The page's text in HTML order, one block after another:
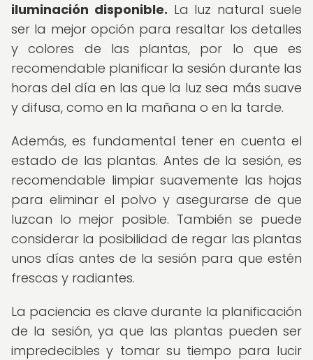
iluminación disponible. La luz natural suele
ser la mejor opción para resaltar los detalles
y colores de las plantas, por lo que es
recomendable planificar la sesión durante las
horas del día en las que la luz sea más suave
y difusa, como en la mañana o en la tarde.
Además, es fundamental tener en cuenta el
estado de las plantas. Antes de la sesión, es
recomendable limpiar suavemente las hojas
para eliminar el polvo y asegurarse de que
luzcan lo mejor posible. También se puede
considerar la posibilidad de regar las plantas
unos días antes de la sesión para que estén
frescas y radiantes.
La paciencia es clave durante la planificación
de la sesión, ya que las plantas pueden ser
impredecibles y tomar su tiempo para lucir